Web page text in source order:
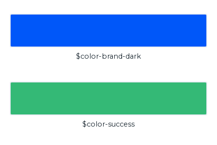
$color-brand-dark
$color-success